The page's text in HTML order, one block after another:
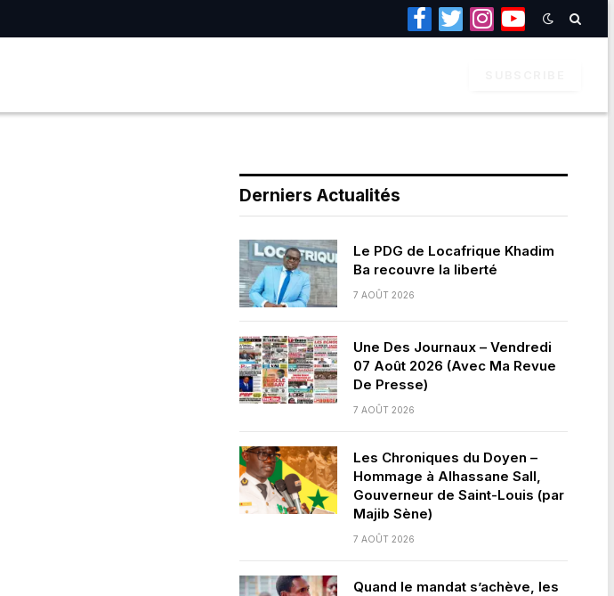
Facebook
TwitterInstagramYouTube
Derniers Actualités
Le PDG de Locafrique Khadim
Ba recouvre la liberté
7 AOÛT 2026
Une Des Journaux – Vendredi
07 Août 2026 (Avec Ma Revue
De Presse)
7 AOÛT 2026
Les Chroniques du Doyen –
Hommage à Alhassane Sall,
Gouverneur de Saint-Louis (par
Majib Sène)
7 AOÛT 2026
Quand le mandat s’achève, les